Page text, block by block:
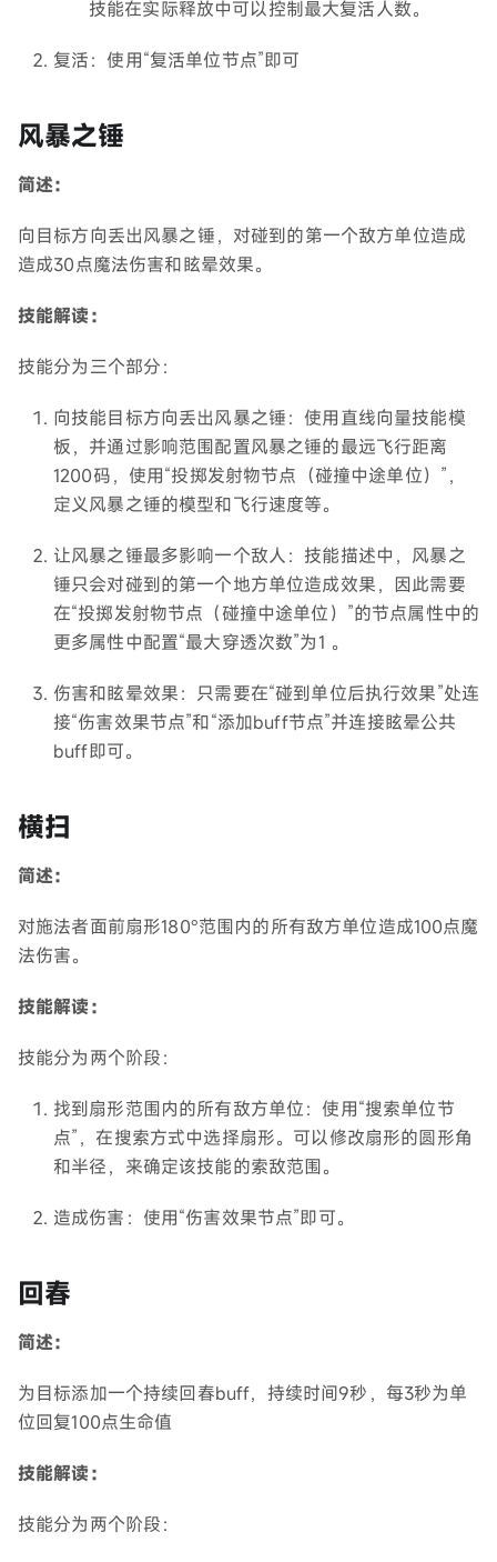
技能在实际释放中可以控制最大复活人数。
复活：使用“复活单位节点”即可
风暴之锤
简述：
向目标方向丢出风暴之锤，对碰到的第一个敌方单位造成
造成30点魔法伤害和眩晕效果。
技能解读：
技能分为三个部分：
向技能目标方向丢出风暴之锤：使用直线向量技能模
板，并通过影响范围配置风暴之锤的最远飞行距离
1200码，使用“投掷发射物节点（碰撞中途单位）”，
定义风暴之锤的模型和飞行速度等。
让风暴之锤最多影响一个敌人：技能描述中，风暴之
锤只会对碰到的第一个地方单位造成效果，因此需要
在“投掷发射物节点（碰撞中途单位）”的节点属性中的
更多属性中配置“最大穿透次数”为1 。
伤害和眩晕效果：只需要在“碰到单位后执行效果”处连
接“伤害效果节点”和“添加buff节点”并连接眩晕公共
buff即可。
横扫
简述：
对施法者面前扇形180°范围内的所有敌方单位造成100点魔
法伤害。
技能解读：
技能分为两个阶段：
找到扇形范围内的所有敌方单位：使用“搜索单位节
点”，在搜索方式中选择扇形。可以修改扇形的圆形角
和半径，来确定该技能的索敌范围。
造成伤害：使用“伤害效果节点”即可。
回春
简述：
为目标添加一个持续回春buff，持续时间9秒，每3秒为单
位回复100点生命值
技能解读：
技能分为两个阶段：